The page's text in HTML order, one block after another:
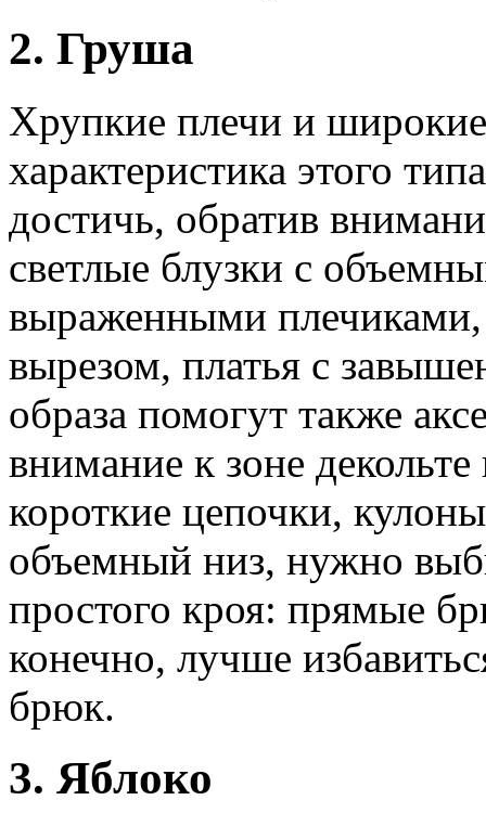
2. Груша
Хрупкие плечи и
характеристика этого
достичь, обратив
светлые блузки с
выраженными
вырезом, платья с
образа помогут также
внимание к зоне
короткие цепочки,
объемный низ, нужно
простого кроя: прямые
конечно, лучше
брюк.
3. Яблоко